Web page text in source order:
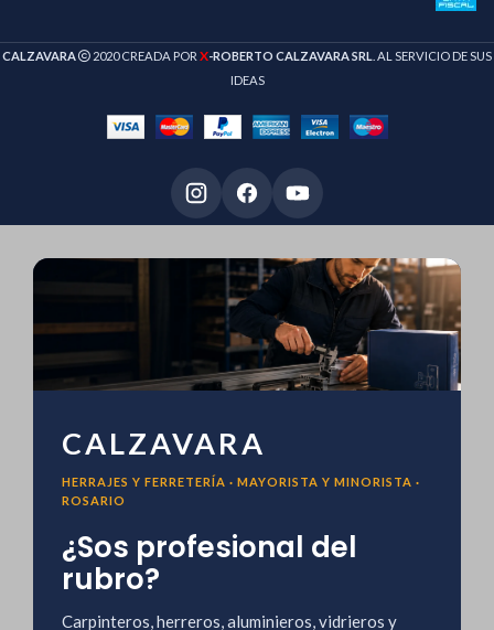
CALZAVARA 2020 CREADA POR X-ROBERTO CALZAVARA SRL
. AL SERVICIO DE SUS
IDEAS
CALZAVARA
HERRAJES Y FERRETERÍA · MAYORISTA Y MINORISTA ·
ROSARIO
¿Sos profesional del
rubro?
Carpinteros, herreros, aluminieros, vidrieros y